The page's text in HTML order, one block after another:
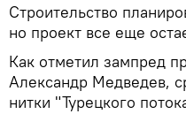
Строительство
но проект все еще
Как отметил зампред
Александр Медведев,
нитки "Турецкого